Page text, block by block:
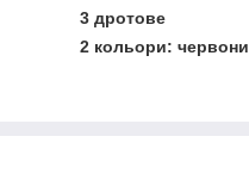
3 дротове
2 кольори: